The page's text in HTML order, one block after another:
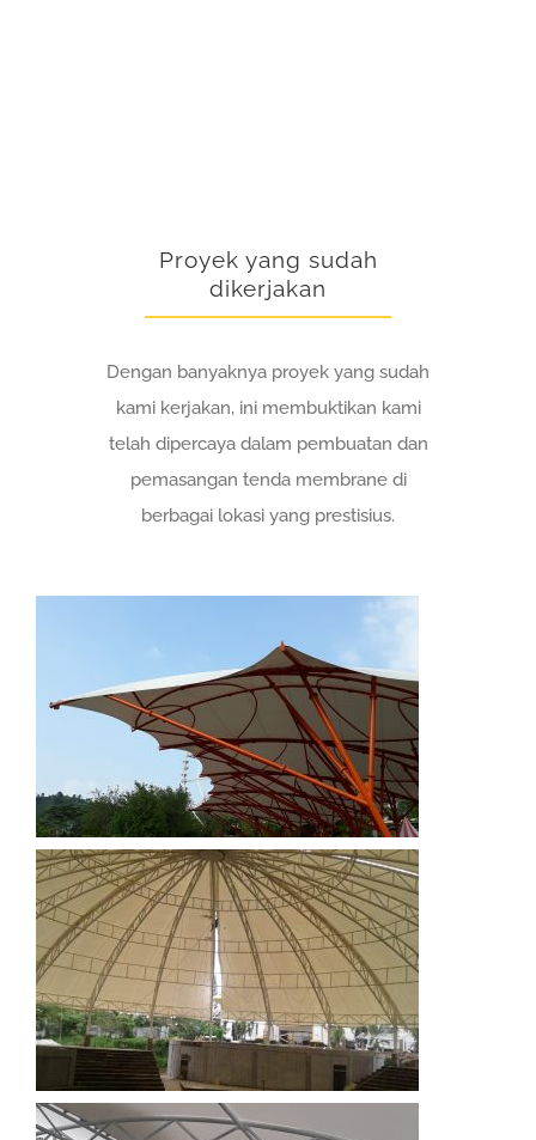
Proyek yang sudah
dikerjakan
Dengan banyaknya proyek yang sudah
kami kerjakan, ini membuktikan kami
telah dipercaya dalam pembuatan dan
pemasangan tenda membrane di
berbagai lokasi yang prestisius.